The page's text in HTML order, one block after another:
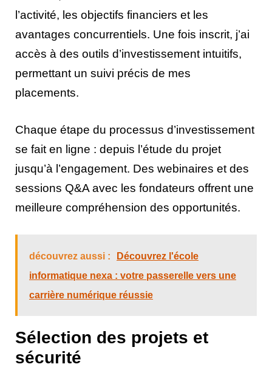
l’activité, les objectifs financiers et les
avantages concurrentiels. Une fois inscrit, j’ai
accès à des outils d’investissement intuitifs,
permettant un suivi précis de mes
placements.
Chaque étape du processus d’investissement
se fait en ligne : depuis l’étude du projet
jusqu’à l’engagement. Des webinaires et des
sessions Q&A avec les fondateurs offrent une
meilleure compréhension des opportunités.
découvrez aussi :
Découvrez l'école
informatique nexa : votre passerelle vers une
carrière numérique réussie
Sélection des projets et
sécurité